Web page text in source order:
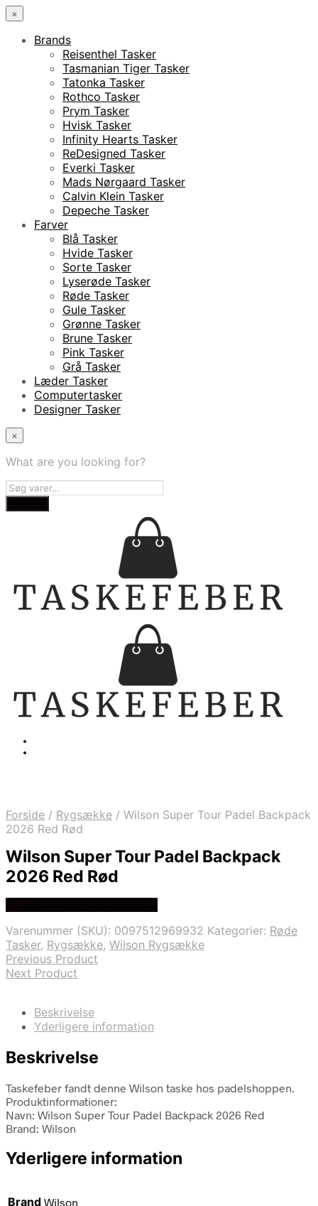
×
Brands
Reisenthel Tasker
Tasmanian Tiger Tasker
Tatonka Tasker
Rothco Tasker
Prym Tasker
Hvisk Tasker
Infinity Hearts Tasker
ReDesigned Tasker
Everki Tasker
Mads Nørgaard Tasker
Calvin Klein Tasker
Depeche Tasker
Farver
Blå Tasker
Hvide Tasker
Sorte Tasker
Lyserøde Tasker
Røde Tasker
Gule Tasker
Grønne Tasker
Brune Tasker
Pink Tasker
Grå Tasker
Læder Tasker
Computertasker
Designer Tasker
×
What are you looking for?
Forside / Rygsække / Wilson Super Tour Padel Backpack
2026 Red Rød
Wilson Super Tour Padel Backpack
2026 Red Rød
Varenummer (SKU): 0097512969932 Kategorier: Røde
Tasker, Rygsække, Wilson Rygsække
Previous Product
Next Product
Beskrivelse
Yderligere information
Beskrivelse
Taskefeber fandt denne Wilson taske hos padelshoppen.
Produktinformationer:
Navn: Wilson Super Tour Padel Backpack 2026 Red
Brand: Wilson
Yderligere information
Brand Wilson